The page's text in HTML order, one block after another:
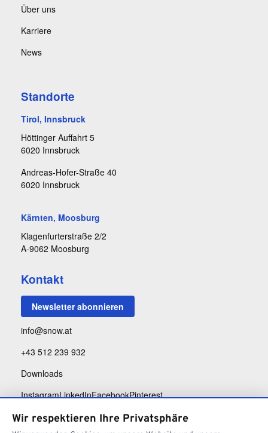
Wir respektieren Ihre Privatsphäre
Über uns
Karriere
News
Standorte
Tirol, Innsbruck
Höttinger Auffahrt 5
6020 Innsbruck
Andreas-Hofer-Straße 40
6020 Innsbruck
Kärnten, Moosburg
Klagenfurterstraße 2/2
A-9062 Moosburg
Kontakt
Newsletter abonnieren
info@snow.at
+43 512 239 932
Downloads
InstagramLinkedInFacebookPinterest